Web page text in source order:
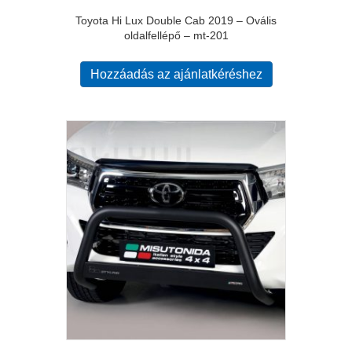
Toyota Hi Lux Double Cab 2019 – Ovális
oldalfellépő – mt-201
Hozzáadás az ajánlatkéréshez